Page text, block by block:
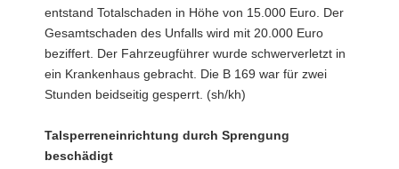
entstand Totalschaden in Höhe von 15.000 Euro. Der
Gesamtschaden des Unfalls wird mit 20.000 Euro
beziffert. Der Fahrzeugführer wurde schwerverletzt in
ein Krankenhaus gebracht. Die B 169 war für zwei
Stunden beidseitig gesperrt. (sh/kh)
Talsperreneinrichtung durch Sprengung
beschädigt